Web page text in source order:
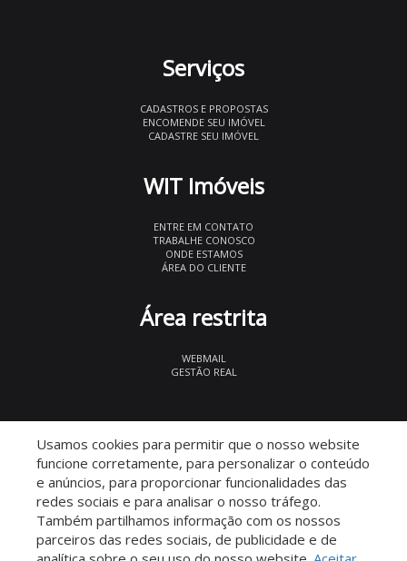
Serviços
CADASTROS E PROPOSTAS
ENCOMENDE SEU IMÓVEL
CADASTRE SEU IMÓVEL
WIT Imóveis
ENTRE EM CONTATO
TRABALHE CONOSCO
ONDE ESTAMOS
ÁREA DO CLIENTE
Área restrita
WEBMAIL
GESTÃO REAL
Descomplicado por:
Usamos cookies para permitir que o nosso website
funcione corretamente, para personalizar o conteúdo
e anúncios, para proporcionar funcionalidades das
redes sociais e para analisar o nosso tráfego.
Também partilhamos informação com os nossos
parceiros das redes sociais, de publicidade e de